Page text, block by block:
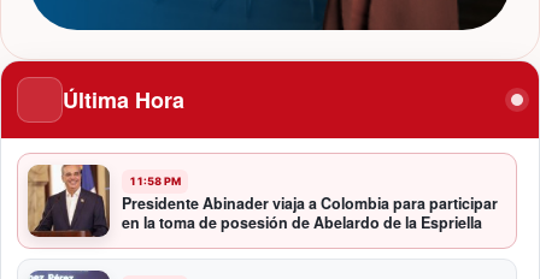
Última Hora
11:58 PM
Presidente Abinader viaja a Colombia para participar
en la toma de posesión de Abelardo de la Espriella